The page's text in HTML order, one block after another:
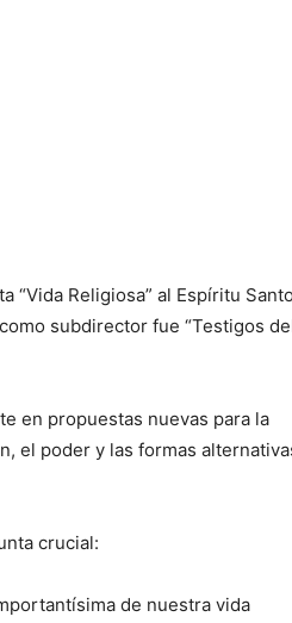
“Vida Religiosa” al Espíritu Santo
subdirector fue “Testigos
en propuestas nuevas para la
el poder y las formas
crucial:
de nuestra vida